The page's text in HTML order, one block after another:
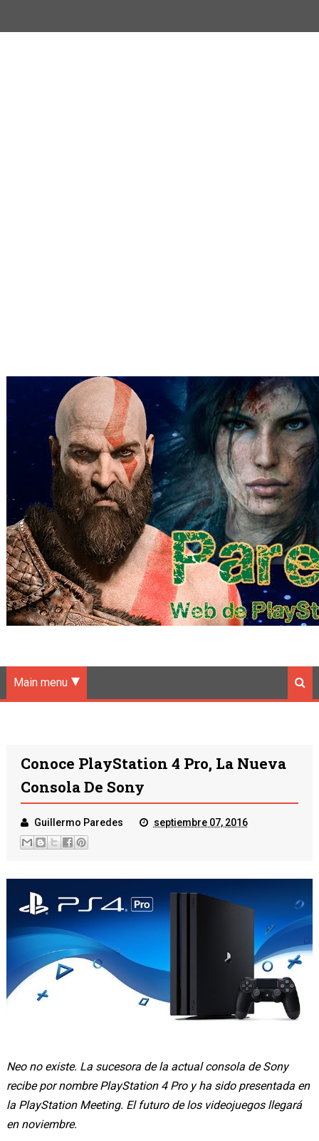
Main menu
Conoce PlayStation 4 Pro, La Nueva
Consola De Sony
Guillermo Paredes septiembre 07, 2016
Neo no existe. La sucesora de la actual consola de Sony
recibe por nombre PlayStation 4 Pro y ha sido presentada en
la PlayStation Meeting. El futuro de los videojuegos llegará
en noviembre.